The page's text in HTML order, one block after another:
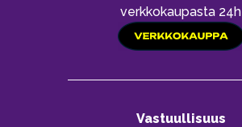
verkkokaupasta 24h
Vastuullisuus